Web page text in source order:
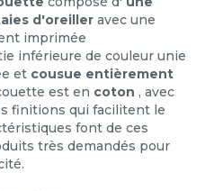
d'oreiller avec une
imprimée
inférieure de couleur unie
et cousue entièrement
est en coton , avec
finitions qui facilitent le
font de ces
très demandés pour